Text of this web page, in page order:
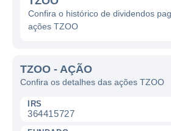
Confira o histórico de dividendos
ações TZOO
TZOO - AÇÃO
Confira os detalhes das ações TZOO
IRS
364415727